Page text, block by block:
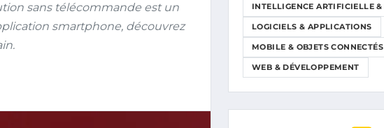
sans télécommande est un
smartphone, découvrez
INTELLIGENCE ARTIFICIELLE
LOGICIELS & APPLICATIONS
MOBILE & OBJETS CONNECTÉS
WEB & DÉVELOPPEMENT